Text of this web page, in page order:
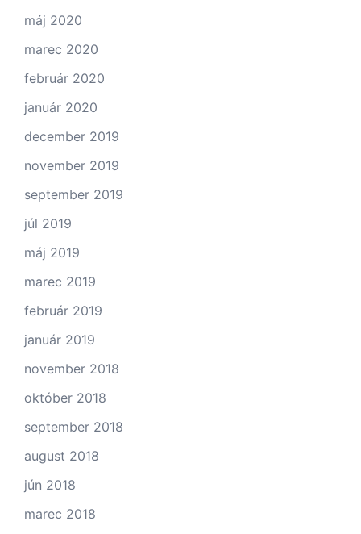
máj 2020
marec 2020
február 2020
január 2020
december 2019
november 2019
september 2019
júl 2019
máj 2019
marec 2019
február 2019
január 2019
november 2018
október 2018
september 2018
august 2018
jún 2018
marec 2018